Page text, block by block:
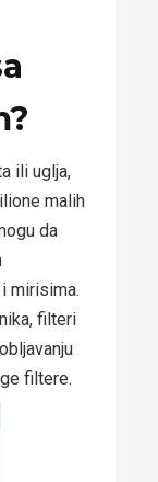
ili uglja,
malih
da
mirisima.
filteri
filtere.